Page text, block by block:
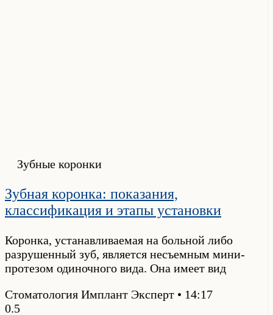
Зубные коронки
Зубная коронка: показания,
классификация и этапы установки
Коронка, устанавливаемая на больной либо
разрушенный зуб, является несъемным мини-
протезом одиночного вида. Она имеет вид
Стоматология Имплант Эксперт
14:17